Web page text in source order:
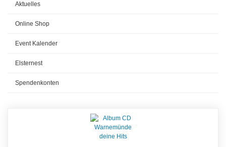
Aktuelles
Online Shop
Event Kalender
Elsternest
Spendenkonten